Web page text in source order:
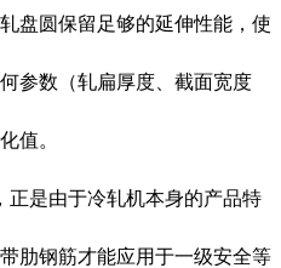
盘圆保留足够的延伸性能，使
参数（轧扁厚度、截面宽度
值。
正是由于冷轧机本身的产品特
肋钢筋才能应用于一级安全等